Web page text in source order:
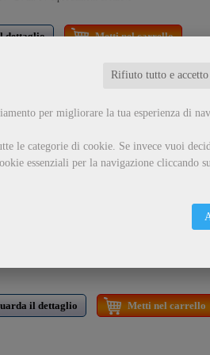
Rifiuto tutto e
per migliorare la tua esperienza di
le categorie di cookie. Se invece vuoi
essenziali per la navigazione cliccando
dettaglio Metti nel carrello
36 con 17 ill.e 6 riproduzioni di rilievi
Metti nel carrello
il dettaglio Metti nel carrello